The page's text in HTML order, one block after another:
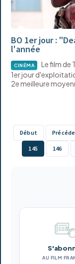
BO 1er jour :
l'année
CINÉMA
Le film de
1er jour
2e meilleure
Début
145 146
AU FILM